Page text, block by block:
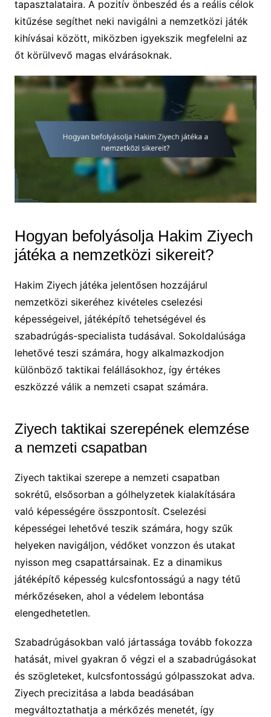
tapasztalataira. A pozitív önbeszéd és a reális célok
kitűzése segíthet neki navigálni a nemzetközi játék
kihívásai között, miközben igyekszik megfelelni az
őt körülvevő magas elvárásoknak.
Hogyan befolyásolja Hakim Ziyech
játéka a nemzetközi sikereit?
Hakim Ziyech játéka jelentősen hozzájárul
nemzetközi sikeréhez kivételes cselezési
képességeivel, játéképítő tehetségével és
szabadrúgás-specialista tudásával. Sokoldalúsága
lehetővé teszi számára, hogy alkalmazkodjon
különböző taktikai felállásokhoz, így értékes
eszközzé válik a nemzeti csapat számára.
Ziyech taktikai szerepének elemzése
a nemzeti csapatban
Ziyech taktikai szerepe a nemzeti csapatban
sokrétű, elsősorban a gólhelyzetek kialakítására
való képességére összpontosít. Cselezési
képességei lehetővé teszik számára, hogy szűk
helyeken navigáljon, védőket vonzzon és utakat
nyisson meg csapattársainak. Ez a dinamikus
játéképítő képesség kulcsfontosságú a nagy tétű
mérkőzéseken, ahol a védelem lebontása
elengedhetetlen.
Szabadrúgásokban való jártassága tovább fokozza
hatását, mivel gyakran ő végzi el a szabadrúgásokat
és szögleteket, kulcsfontosságú gólpasszokat adva.
Ziyech precizitása a labda beadásában
megváltoztathatja a mérkőzés menetét, így